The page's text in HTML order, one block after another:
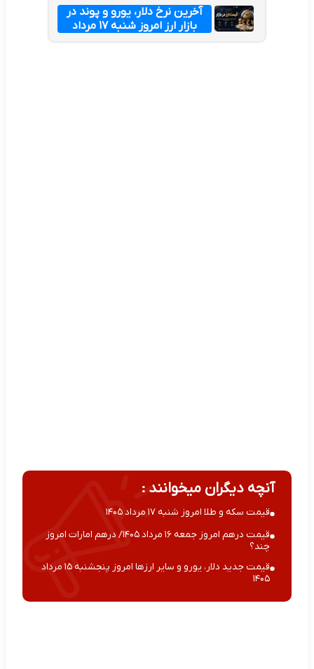
آخرین نرخ دلار، یورو و پوند در
بازار ارز امروز شنبه ۱۷ مرداد
آنچه دیگران میخوانند :
قیمت سکه و طلا امروز شنبه ۱۷ مرداد ۱۴۰۵
قیمت درهم امروز جمعه ۱۶ مرداد ۱۴۰۵/ درهم امارات امروز
چند؟
قیمت جدید دلار، یورو و سایر ارزها امروز پنجشنبه ۱۵ مرداد
۱۴۰۵